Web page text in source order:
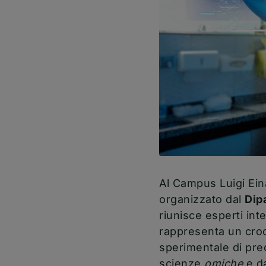
Al Campus Luigi
organizzato dal
riunisce esperti
rappresenta un
sperimentale di
scienze omichee